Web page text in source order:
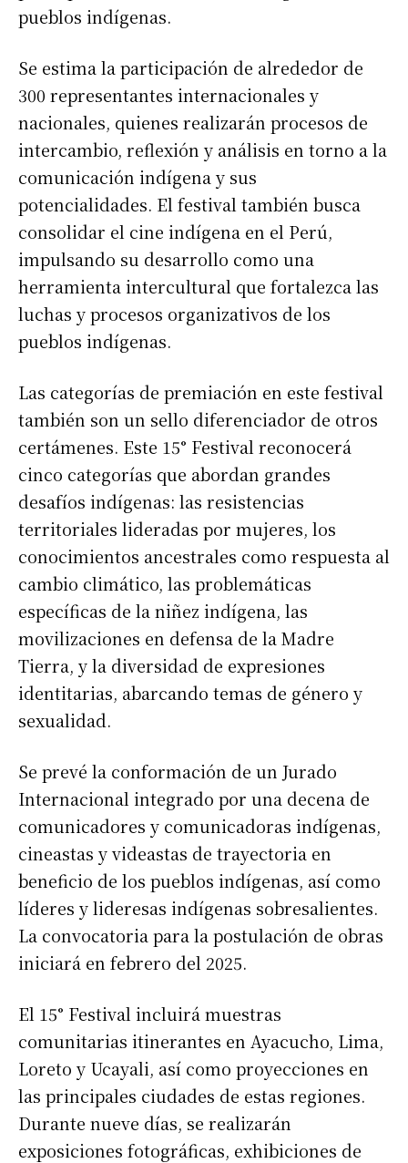
pueblos indígenas.
Se estima la participación de alrededor de
300 representantes internacionales y
nacionales, quienes realizarán procesos de
intercambio, reflexión y análisis en torno a la
comunicación indígena y sus
potencialidades. El festival también busca
consolidar el cine indígena en el Perú,
impulsando su desarrollo como una
herramienta intercultural que fortalezca las
luchas y procesos organizativos de los
pueblos indígenas.
Las categorías de premiación en este festival
también son un sello diferenciador de otros
certámenes. Este 15° Festival reconocerá
cinco categorías que abordan grandes
desafíos indígenas: las resistencias
territoriales lideradas por mujeres, los
conocimientos ancestrales como respuesta al
cambio climático, las problemáticas
específicas de la niñez indígena, las
movilizaciones en defensa de la Madre
Tierra, y la diversidad de expresiones
identitarias, abarcando temas de género y
sexualidad.
Se prevé la conformación de un Jurado
Internacional integrado por una decena de
comunicadores y comunicadoras indígenas,
cineastas y videastas de trayectoria en
beneficio de los pueblos indígenas, así como
líderes y lideresas indígenas sobresalientes.
La convocatoria para la postulación de obras
iniciará en febrero del 2025.
El 15° Festival incluirá muestras
comunitarias itinerantes en Ayacucho, Lima,
Loreto y Ucayali, así como proyecciones en
las principales ciudades de estas regiones.
Durante nueve días, se realizarán
exposiciones fotográficas, exhibiciones de